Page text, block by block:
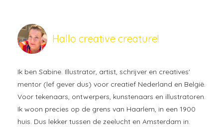
Hallo creative creature!
Ik ben Sabine. Illustrator, artist, schrijver en creatives'
mentor (lef gever dus) voor creatief Nederland en België.
Voor tekenaars, ontwerpers, kunstenaars en illustratoren.
Ik woon precies op de grens van Haarlem, in een 1900
huis. Dus lekker tussen de zeelucht en Amsterdam in.